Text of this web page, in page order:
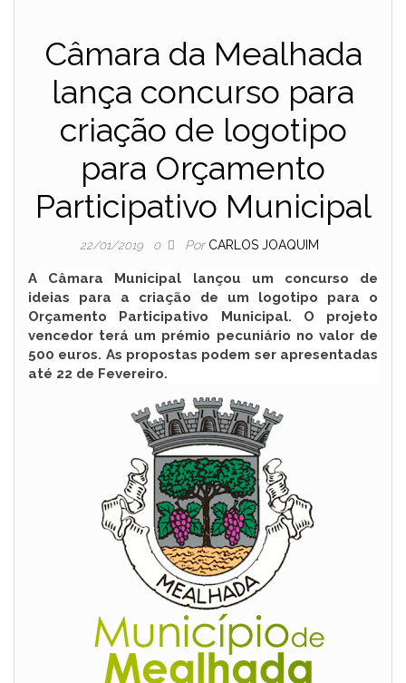
Câmara da Mealhada
lança concurso para
criação de logotipo
para Orçamento
Participativo Municipal
22/01/2019 0 Por CARLOS JOAQUIM
A Câmara Municipal lançou um concurso de
ideias para a criação de um logotipo para o
Orçamento Participativo Municipal. O projeto
vencedor terá um prémio pecuniário no valor de
500 euros. As propostas podem ser apresentadas
até 22 de Fevereiro.